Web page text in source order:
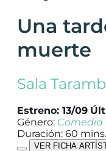
Una
muerte
Sala
Estreno: 13/09
Género: Comedia
Duración: 60 mins.
VER FICHA